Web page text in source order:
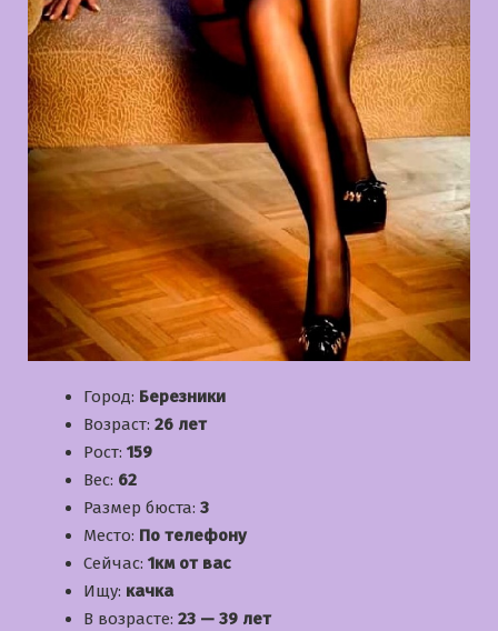
Город: Березники
Возраст: 26 лет
Рост: 159
Вес: 62
Размер бюста: 3
Место: По телефону
Сейчас: 1км от вас
Ищу: качка
В возрасте: 23 — 39 лет